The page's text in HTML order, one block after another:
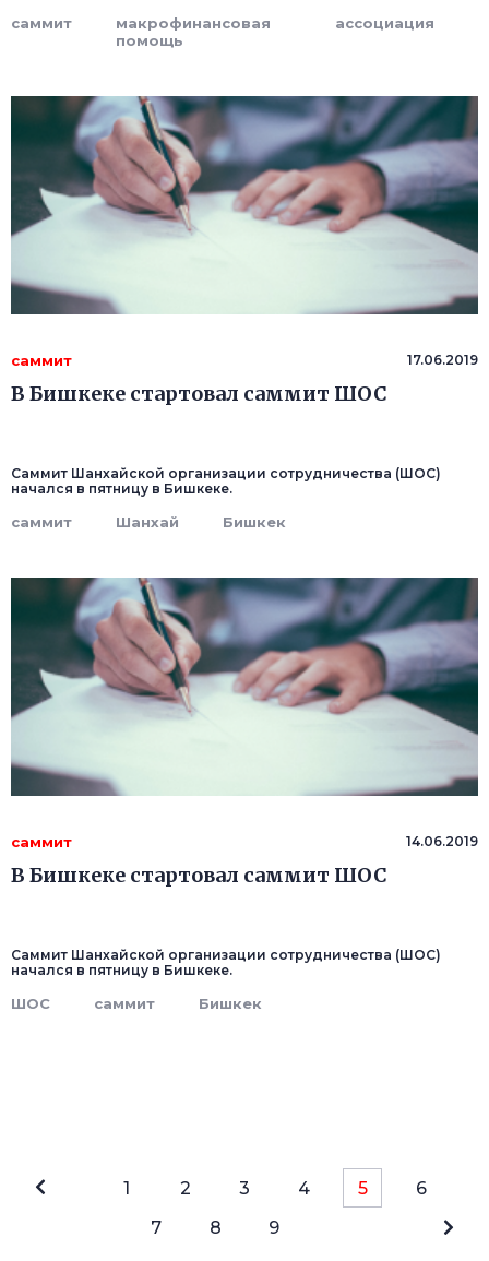
саммит
макрофинансовая
помощь
ассоциация
саммит 17.06.2019
В Бишкеке стартовал саммит ШОС
Саммит Шанхайской организации сотрудничества (ШОС)
начался в пятницу в Бишкеке.
саммит Шанхай Бишкек
саммит 14.06.2019
В Бишкеке стартовал саммит ШОС
Саммит Шанхайской организации сотрудничества (ШОС)
начался в пятницу в Бишкеке.
ШОС саммит Бишкек
1 2 3 4 5
6
7
8 9